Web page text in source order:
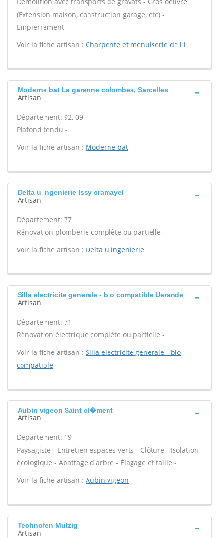
(Extension maison, construction garage, etc) -
Empierrement -
Voir la fiche artisan : Charpente et menuiserie de l i
Moderne bat La garenne colombes, Sarcelles
Artisan
Département: 92, 09
Plafond tendu -
Voir la fiche artisan : Moderne bat
Delta u ingenierie Issy cramayel
Artisan
Département: 77
Rénovation plomberie complète ou partielle -
Voir la fiche artisan : Delta u ingenierie
Silla electricite generale - bio compatible Uerande
Artisan
Département: 71
Rénovation électrique complète ou partielle -
Voir la fiche artisan : Silla electricite generale - bio
compatible
Aubin vigeon Saint cl�ment
Artisan
Département: 19
Paysagiste - Entretien espaces verts - Clôture - Isolation
écologique - Abattage d'arbre - Élagage et taille -
Voir la fiche artisan : Aubin vigeon
Technofen Mutzig
Artisan